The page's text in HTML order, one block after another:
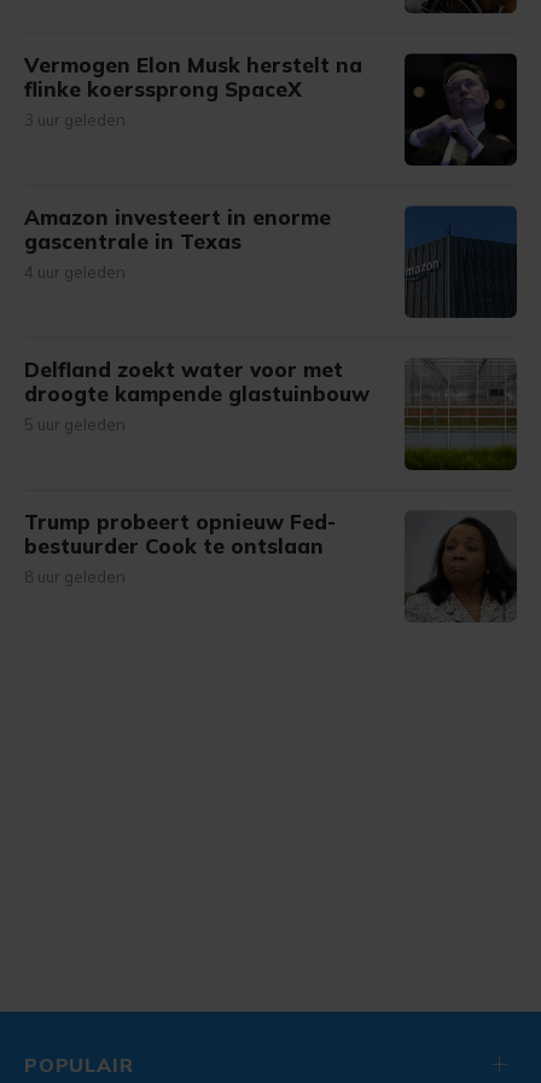
Vermogen Elon Musk herstelt na
flinke koerssprong SpaceX
3 uur geleden
Amazon investeert in enorme
gascentrale in Texas
4 uur geleden
Delfland zoekt water voor met
droogte kampende glastuinbouw
5 uur geleden
Trump probeert opnieuw Fed-
bestuurder Cook te ontslaan
8 uur geleden
POPULAIR